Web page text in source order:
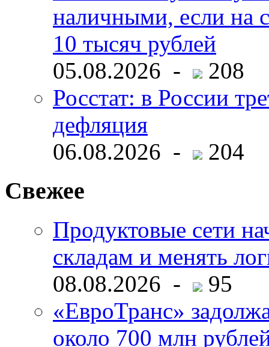
наличными, если на
10 тысяч рублей
05.08.2026 -
208
Росстат: в России
дефляция
06.08.2026 -
204
Свежее
Продуктовые сети
складам и менять
08.08.2026 -
95
«ЕвроТранс»
около 700 млн